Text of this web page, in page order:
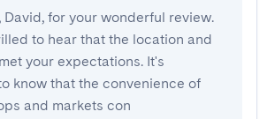
David, for your wonderful review.
to hear that the location and
your expectations. It's
know that the convenience of
and markets con